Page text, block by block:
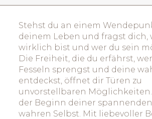
Stehst du an einem
deinem Leben und fragst dich,
wirklich bist und wer du sein
Die Freiheit, die du erfährst,
Fesseln sprengst und deine
entdeckst, öffnet dir Türen zu
unvorstellbaren Möglichkeiten.
der Beginn deiner spannenden
wahren Selbst. Mit liebevoller